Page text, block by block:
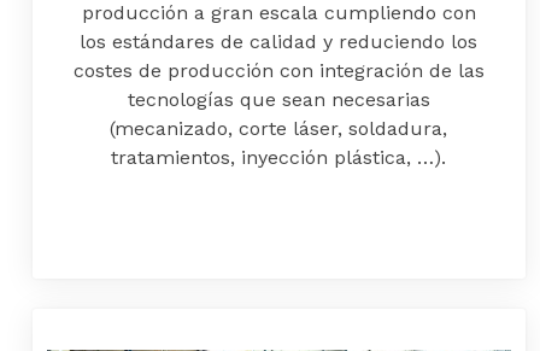
producción a gran escala cumpliendo con
los estándares de calidad y reduciendo los
costes de producción con integración de las
tecnologías que sean necesarias
(mecanizado, corte láser, soldadura,
tratamientos, inyección plástica, …).